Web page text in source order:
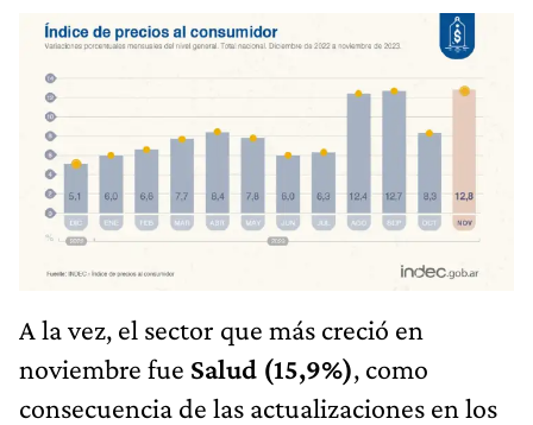
A la vez, el sector que más creció en
noviembre fue Salud (15,9%), como
consecuencia de las actualizaciones en los